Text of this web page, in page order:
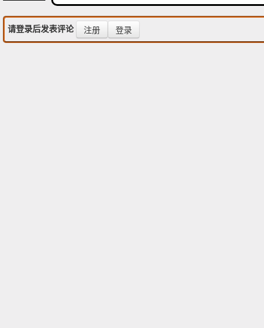
请登录后发表评论 注册 登录